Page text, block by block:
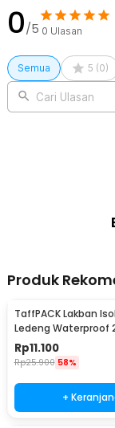
0/5 0 Ulasan
Semua 5 (0)
Cari Ulasan
Produk
TaffPACK Lakban
Ledeng Waterproof
- A92-17
Rp11.100
Rp25.900 58%
+